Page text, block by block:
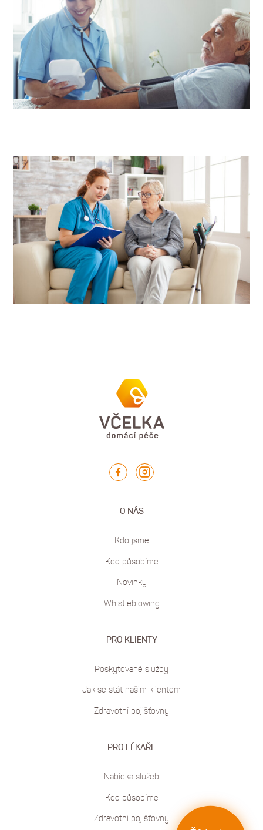
O NÁS
Kdo jsme
Kde působíme
Novinky
Whistleblowing
PRO KLIENTY
Poskytované služby
Jak se stát našim klientem
Zdravotní pojišťovny
PRO LÉKAŘE
Nabídka služeb
Kde působíme
Zdravotní pojišťovny